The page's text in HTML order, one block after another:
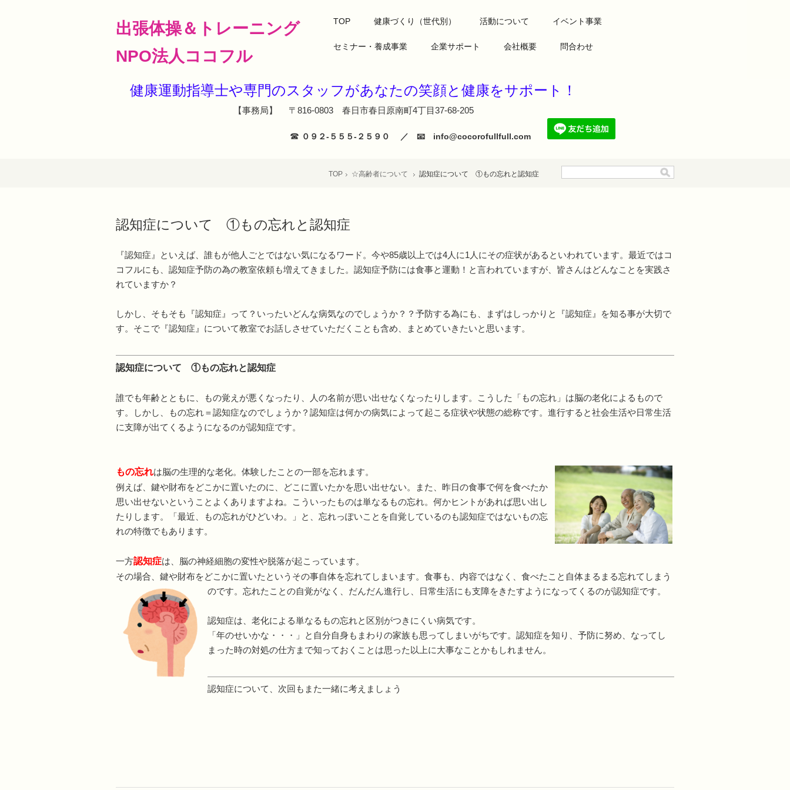
出張体操＆トレーニング
NPO法人ココフル
TOP 健康づくり（世代別） 活動について イベント事業
セミナー・養成事業 企業サポート 会社概要 問合わせ
健康運動指導士や専門のスタッフがあなたの笑顔と健康をサポート！
【事務局】 〒816-0803 春日市春日原南町4丁目37-68-205
☎ ０９２‐５５５‐２５９０ ／ 📧 info@cocorofullfull.com
TOP ☆高齢者について 認知症について ①もの忘れと認知症
認知症について ①もの忘れと認知症
『認知症』といえば、誰もが他人ごとではない気になるワード。今や85歳以上では4人に1人にその症状があるといわれています。最近ではコ
コフルにも、認知症予防の為の教室依頼も増えてきました。認知症予防には食事と運動！と言われていますが、皆さんはどんなことを実践さ
れていますか？
しかし、そもそも『認知症』って？いったいどんな病気なのでしょうか？？予防する為にも、まずはしっかりと『認知症』を知る事が大切で
す。そこで『認知症』について教室でお話しさせていただくことも含め、まとめていきたいと思います。
認知症について ①もの忘れと認知症
誰でも年齢とともに、もの覚えが悪くなったり、人の名前が思い出せなくなったりします。こうした「もの忘れ」は脳の老化によるもので
す。しかし、もの忘れ＝認知症なのでしょうか？認知症は何かの病気によって起こる症状や状態の総称です。進行すると社会生活や日常生活
に支障が出てくるようになるのが認知症です。
もの忘れは脳の生理的な老化。体験したことの一部を忘れます。
例えば、鍵や財布をどこかに置いたのに、どこに置いたかを思い出せない。また、昨日の食事で何を食べたか
思い出せないということよくありますよね。こういったものは単なるもの忘れ。何かヒントがあれば思い出し
たりします。「最近、もの忘れがひどいわ。」と、忘れっぽいことを自覚しているのも認知症ではないもの忘
れの特徴でもあります。
一方認知症は、脳の神経細胞の変性や脱落が起こっています。
その場合、鍵や財布をどこかに置いたというその事自体を忘れてしまいます。食事も、内容ではなく、食べたこと自体まるまる忘れてしまう
のです。 忘れたことの自覚がなく、だんだん進行し、日常生活にも支障をきたすようになってくるのが認知症です。
認知症は、老化による単なるもの忘れと区別がつきにくい病気です。
「年のせいかな・・・」と自分自身もまわりの家族も思ってしまいがちです。認知症を知り、予防に努め、なってし
まった時の対処の仕方まで知っておくことは思った以上に大事なことかもしれません。
認知症について、次回もまた一緒に考えましょう